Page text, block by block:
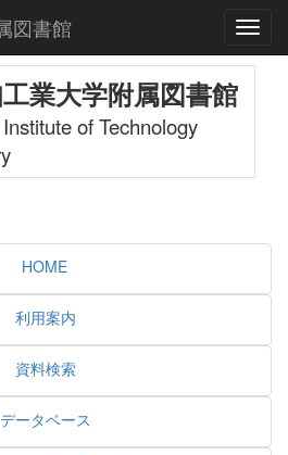
図書館
業大学附属図書館
of Technology
HOME
利用案内
資料検索
データベース